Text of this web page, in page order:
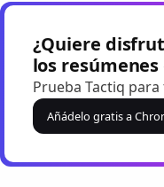
¿Quiere
los resúmenes
Prueba Tactiq
Añádelo gratis a